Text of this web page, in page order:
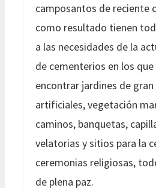
camposantos de reciente
como resultado tienen
a las necesidades de la
de cementerios en los que
encontrar jardines de gran
artificiales, vegetación
caminos, banquetas,
velatorias y sitios para la
ceremonias religiosas,
de plena paz.